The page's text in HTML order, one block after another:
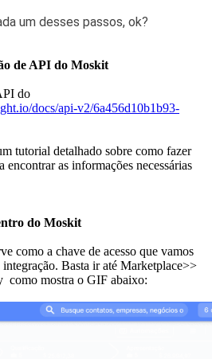
um desses passos, ok?
de API do Moskit
do
docs/api-v2/6a456d10b1b93-
tutorial detalhado sobre como fazer
encontrar as informações necessárias
do Moskit
como a chave de acesso que vamos
Basta ir até Marketplace>>
como mostra o GIF abaixo: